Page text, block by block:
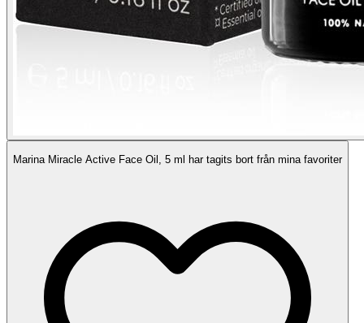
Marina Miracle Active Face Oil, 5 ml har tagits bort från mina favoriter